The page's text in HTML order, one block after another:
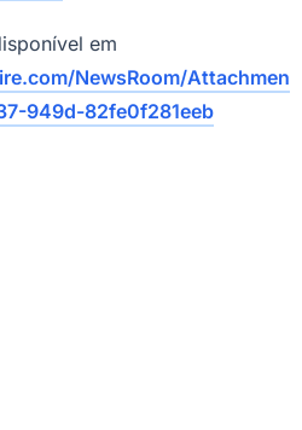
em
NewsRoom/Attachmen
949d-82fe0f281eeb